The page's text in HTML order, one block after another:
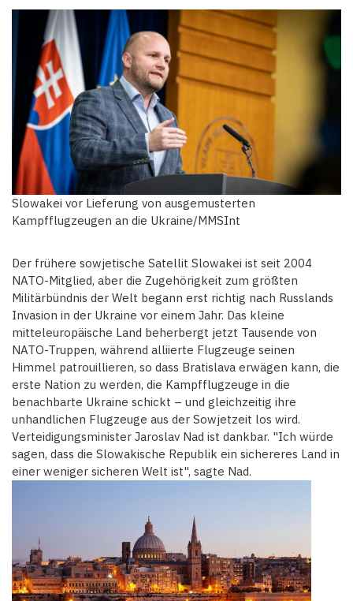
Slowakei vor Lieferung von ausgemusterten
Kampfflugzeugen an die Ukraine/MMSInt
Der frühere sowjetische Satellit Slowakei ist seit 2004
NATO-Mitglied, aber die Zugehörigkeit zum größten
Militärbündnis der Welt begann erst richtig nach Russlands
Invasion in der Ukraine vor einem Jahr. Das kleine
mitteleuropäische Land beherbergt jetzt Tausende von
NATO-Truppen, während alliierte Flugzeuge seinen
Himmel patrouillieren, so dass Bratislava erwägen kann, die
erste Nation zu werden, die Kampfflugzeuge in die
benachbarte Ukraine schickt – und gleichzeitig ihre
unhandlichen Flugzeuge aus der Sowjetzeit los wird.
Verteidigungsminister Jaroslav Nad ist dankbar. "Ich würde
sagen, dass die Slowakische Republik ein sichereres Land in
einer weniger sicheren Welt ist", sagte Nad.